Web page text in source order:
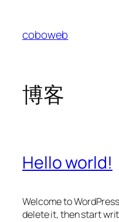
coboweb
博客
Hello world!
Welcome to
delete it, then start